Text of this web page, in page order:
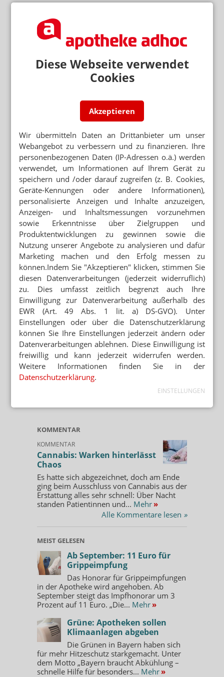
Diese Webseite verwendet
Cookies
Akzeptieren
Wir übermitteln Daten an Drittanbieter um unser
Webangebot zu verbessern und zu finanzieren. Ihre
personenbezogenen Daten (IP-Adressen o.ä.) werden
verwendet, um Informationen auf Ihrem Gerät zu
speichern und /oder darauf zugreifen (z. B. Cookies,
Geräte-Kennungen oder andere Informationen),
personalisierte Anzeigen und Inhalte anzuzeigen,
Anzeigen- und Inhaltsmessungen vorzunehmen
sowie Erkenntnisse über Zielgruppen und
Produktentwicklungen zu gewinnen sowie die
Nutzung unserer Angebote zu analysieren und dafür
Marketing machen und den Erfolg messen zu
können.Indem Sie "Akzeptieren" klicken, stimmen Sie
diesen Datenverarbeitungen (jederzeit widerruflich)
zu. Dies umfasst zeitlich begrenzt auch Ihre
Einwilligung zur Datenverarbeitung außerhalb des
EWR (Art. 49 Abs. 1 lit. a) DS-GVO). Unter
Einstellungen oder über die Datenschutzerklärung
können Sie Ihre Einstellungen jederzeit ändern oder
Datenverarbeitungen ablehnen. Diese Einwilligung ist
freiwillig und kann jederzeit widerrufen werden.
Weitere Informationen finden Sie in der
Datenschutzerklärung.
EINSTELLUNGEN
KOMMENTAR
KOMMENTAR
Cannabis: Warken hinterlässt
Chaos
Es hatte sich abgezeichnet, doch am Ende
ging beim Ausschluss von Cannabis aus der
Erstattung alles sehr schnell: Über Nacht
standen Patientinnen und... Mehr »
Alle Kommentare lesen »
MEIST GELESEN
Ab September: 11 Euro für
Grippeimpfung
Das Honorar für Grippeimpfungen
in der Apotheke wird angehoben. Ab
September steigt das Impfhonorar um 3
Prozent auf 11 Euro. „Die... Mehr »
Grüne: Apotheken sollen
Klimaanlagen abgeben
Die Grünen in Bayern haben sich
für mehr Hitzeschutz starkgemacht. Unter
dem Motto „Bayern braucht Abkühlung –
schnelle Hilfe für besonders... Mehr »